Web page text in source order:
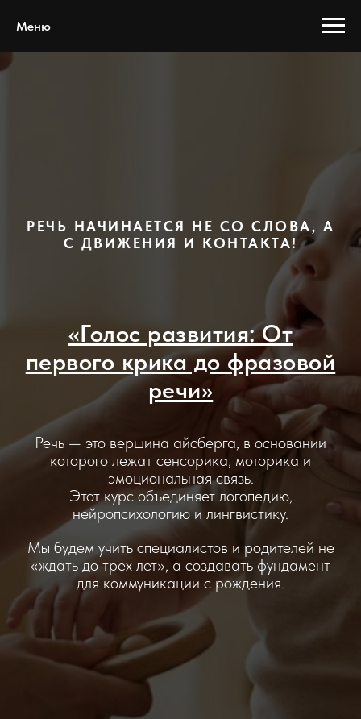
Меню
РЕЧЬ НАЧИНАЕТСЯ НЕ СО СЛОВА, А
С ДВИЖЕНИЯ И КОНТАКТА!
«Голос развития: От
первого крика до фразовой
речи»
Речь — это вершина айсберга, в основании
которого лежат сенсорика, моторика и
эмоциональная связь.
Этот курс объединяет логопедию,
нейропсихологию и лингвистику.
Мы будем учить специалистов и родителей не
«ждать до трех лет», а создавать фундамент
для коммуникации с рождения.